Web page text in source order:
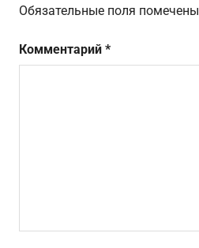
Обязательные поля помечены
Комментарий *